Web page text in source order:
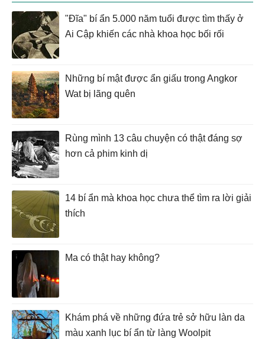
"Đĩa" bí ẩn 5.000 năm tuổi được tìm thấy ở
Ai Cập khiến các nhà khoa học bối rối
Những bí mật được ẩn giấu trong Angkor
Wat bị lãng quên
Rùng mình 13 câu chuyện có thật đáng sợ
hơn cả phim kinh dị
14 bí ẩn mà khoa học chưa thể tìm ra lời giải
thích
Ma có thật hay không?
Khám phá về những đứa trẻ sở hữu làn da
màu xanh lục bí ẩn từ làng Woolpit